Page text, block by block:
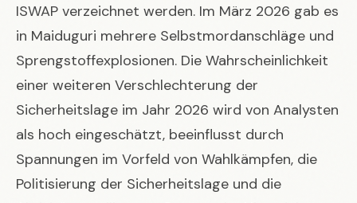
ISWAP verzeichnet werden. Im März 2026 gab es
in Maiduguri mehrere Selbstmordanschläge und
Sprengstoffexplosionen. Die Wahrscheinlichkeit
einer weiteren Verschlechterung der
Sicherheitslage im Jahr 2026 wird von Analysten
als hoch eingeschätzt, beeinflusst durch
Spannungen im Vorfeld von Wahlkämpfen, die
Politisierung der Sicherheitslage und die